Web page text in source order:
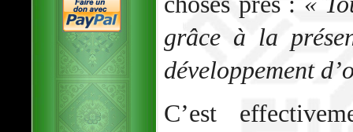
grâce à la
développement
C’est